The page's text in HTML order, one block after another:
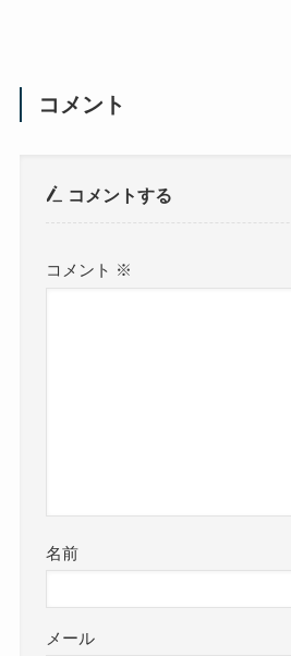
コメント
コメントする
コメント ※
名前
メール